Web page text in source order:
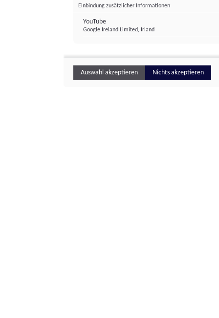
Einbindung zusätzlicher Informationen
YouTube
Google Ireland Limited, Irland
Auswahl akzeptieren Nichts akzeptieren